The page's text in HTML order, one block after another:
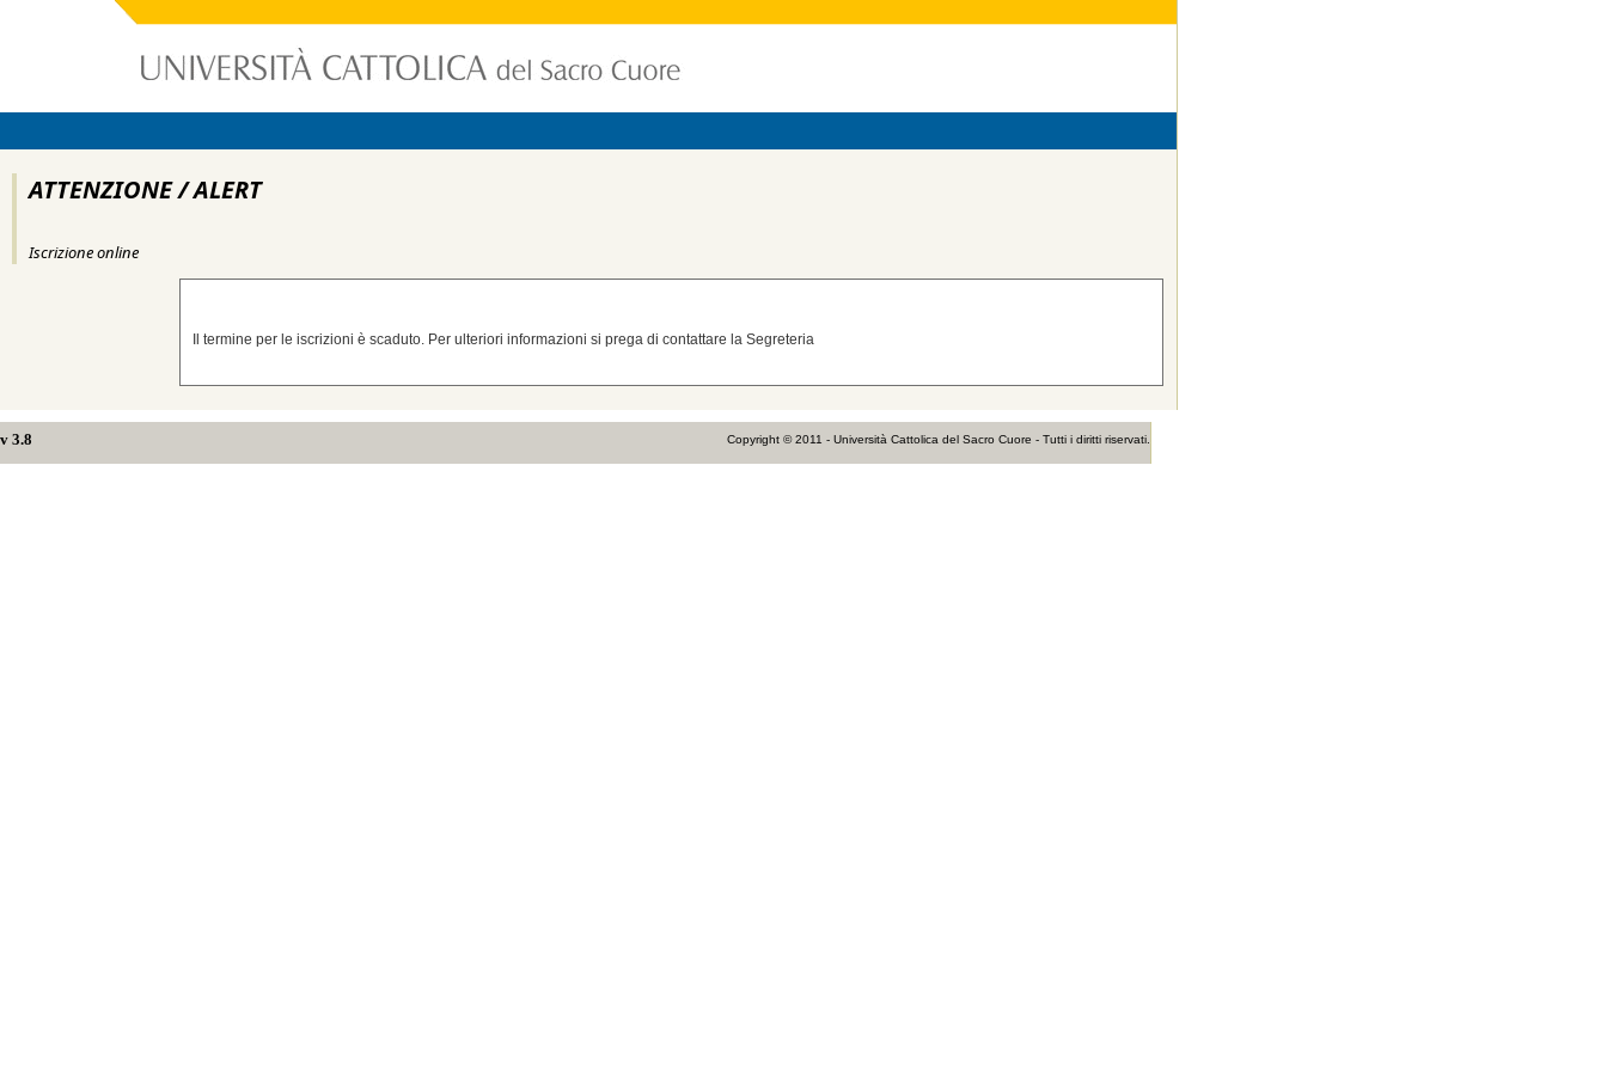
ATTENZIONE / ALERT
Iscrizione online
Il termine per le iscrizioni è scaduto. Per ulteriori informazioni si prega di contattare la Segreteria
Copyright © 2011 - Università Cattolica del Sacro Cuore - Tutti i diritti riservati.
v 3.8